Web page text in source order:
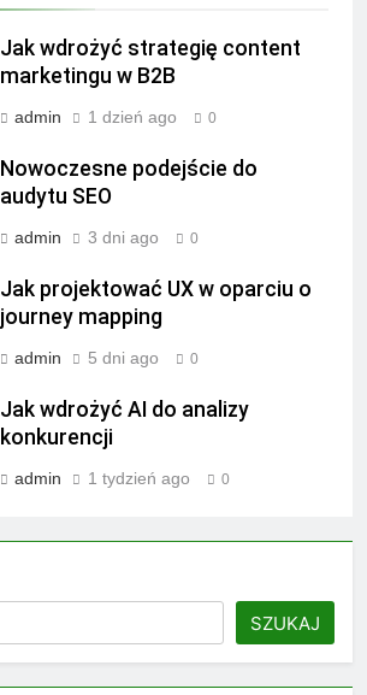
Jak wdrożyć strategię content
marketingu w B2B
admin 1 dzień ago 0
Nowoczesne podejście do
audytu SEO
admin 3 dni ago 0
Jak projektować UX w oparciu o
journey mapping
admin 5 dni ago 0
Jak wdrożyć AI do analizy
konkurencji
admin 1 tydzień ago 0
SZUKAJ